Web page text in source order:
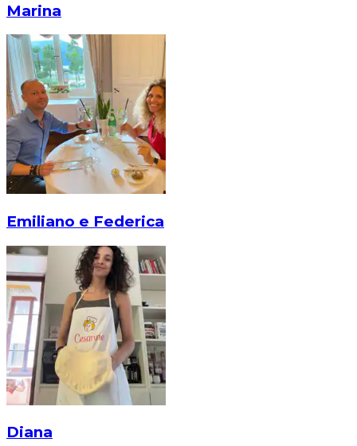
Marina
Emiliano e Federica
Diana